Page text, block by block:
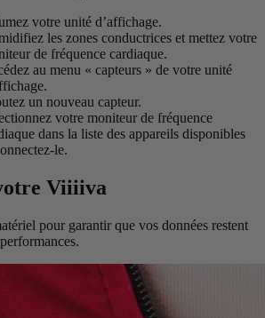
votre unité d’affichage.
les zones conductrices et mettez votre
de fréquence cardiaque.
au menu « capteurs » de votre unité
un nouveau capteur.
votre moniteur de fréquence
dans la liste des appareils disponibles
le.
Viiiiva
pour garantir que vos données restent